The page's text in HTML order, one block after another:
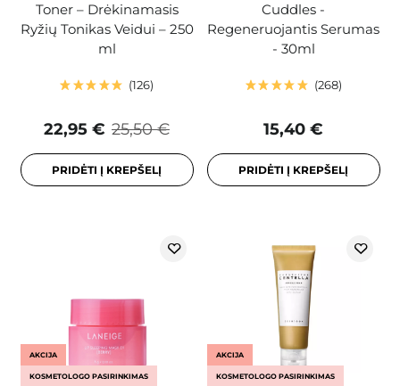
Toner – Drėkinamasis
Ryžių Tonikas Veidui – 250
ml
126
25,50 €
22,95 €
PRIDĖTI Į KREPŠELĮ
Cuddles -
Regeneruojantis Serumas
- 30ml
268
15,40 €
PRIDĖTI Į KREPŠELĮ
AKCIJA
KOSMETOLOGO PASIRINKIMAS
AKCIJA
KOSMETOLOGO PASIRINKIMAS